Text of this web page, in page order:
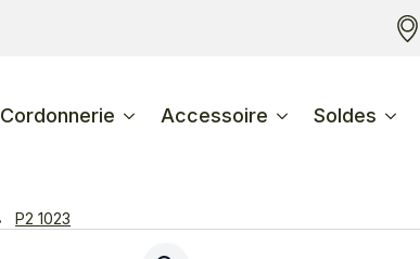
Cordonnerie Accessoire Soldes
P2 1023